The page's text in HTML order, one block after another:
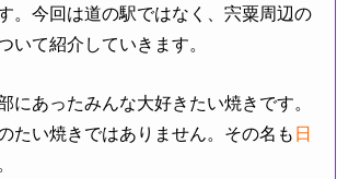
。今回は道の駅ではなく、宍粟周辺の
いて紹介していきます。
あったみんな大好きたい焼きです。
たい焼きではありません。その名も 日